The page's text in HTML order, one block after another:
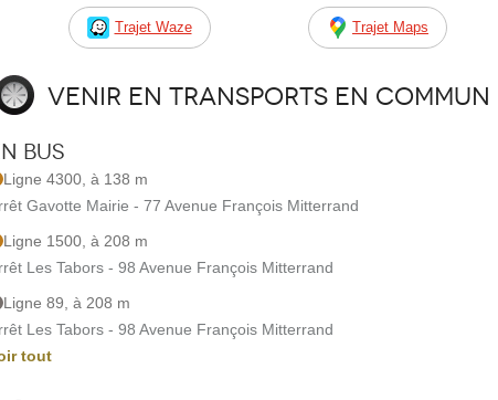
Trajet Waze Trajet Maps
Venir en transports en commun
bus
Ligne 4300, à 138 m
Gavotte Mairie - 77 Avenue François Mitterrand
Ligne 1500, à 208 m
Les Tabors - 98 Avenue François Mitterrand
Ligne 89, à 208 m
Les Tabors - 98 Avenue François Mitterrand
tout